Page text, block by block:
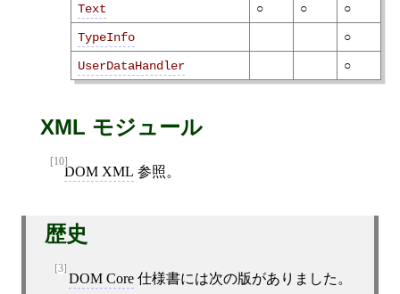
Text ○ ○ ○
TypeInfo ○
UserDataHandler ○
XML モジュール
[10]
DOM XML 参照。
歴史
[3]
DOM Core仕様書には次の版がありました。